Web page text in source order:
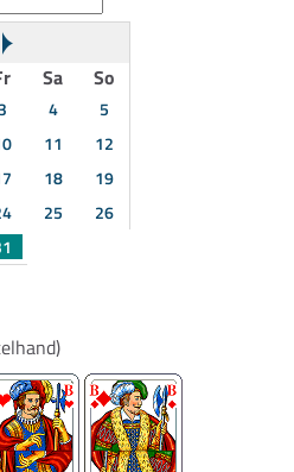
Sa So
4
5
11
12
18
19
25
26